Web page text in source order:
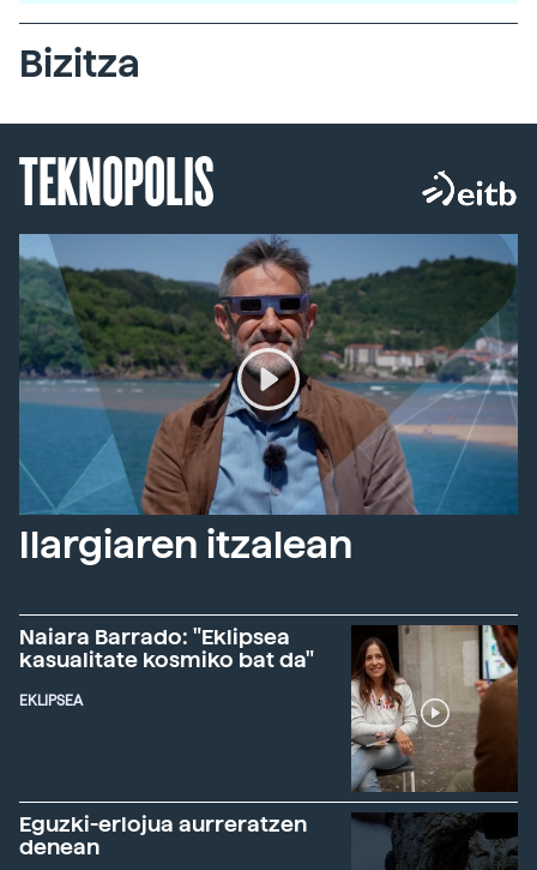
Bizitza
TEKNOPOLIS
Ilargiaren itzalean
Naiara Barrado: "Eklipsea
kasualitate kosmiko bat da"
EKLIPSEA
Eguzki-erlojua aurreratzen
denean